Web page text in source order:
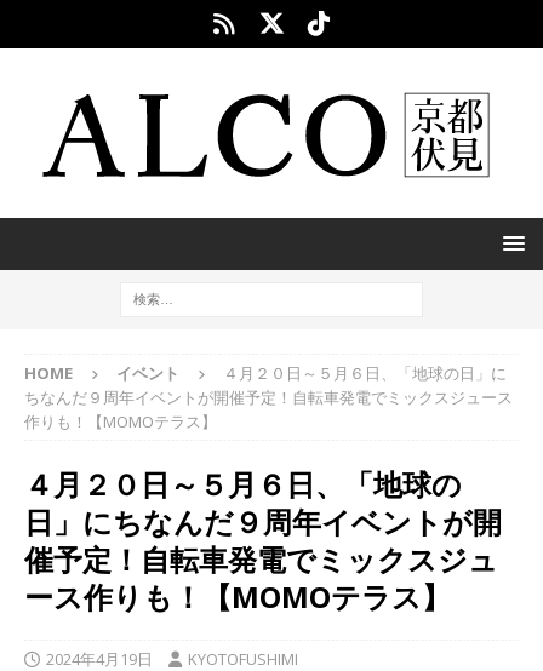
HOME イベント
４月２０日～５月６日、「地球の日」に
ちなんだ９周年イベントが開催予定！自転車発電でミックスジュース
作りも！【MOMOテラス】
４月２０日～５月６日、「地球の
日」にちなんだ９周年イベントが開
催予定！自転車発電でミックスジュ
ース作りも！【MOMOテラス】
2024年4月19日 KYOTOFUSHIMI